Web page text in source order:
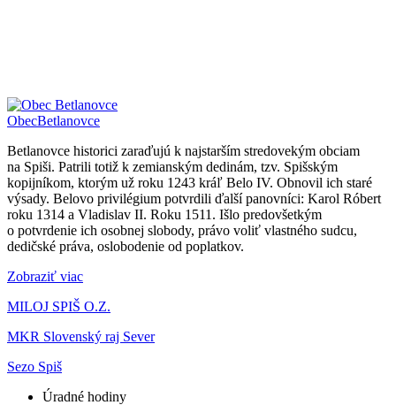
ObecBetlanovce
Betlanovce historici zaraďujú k najstarším stredovekým obciam
na Spiši. Patrili totiž k zemianským dedinám, tzv. Spišským
kopijníkom, ktorým už roku 1243 kráľ Belo IV. Obnovil ich staré
výsady. Belovo privilégium potvrdili ďalší panovníci: Karol Róbert
roku 1314 a Vladislav II. Roku 1511. Išlo predovšetkým
o potvrdenie ich osobnej slobody, právo voliť vlastného sudcu,
dedičské práva, oslobodenie od poplatkov.
Zobraziť viac
MILOJ SPIŠ O.Z.
MKR Slovenský raj Sever
Sezo Spiš
Úradné hodiny